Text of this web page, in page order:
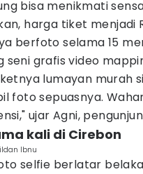
bisa menikmati
harga tiket menjadi
berfoto selama 15
seni grafis video
lumayan murah
foto sepuasnya.
ujar Agni,
kali di Cirebon
Ibnu
selfie berlatar